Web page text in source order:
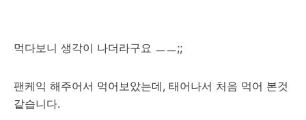
먹다보니 생각이 나더라구요 ㅡㅡ;;
팬케익 해주어서 먹어보았는데, 태어나서 처음 먹어 본것
같습니다.